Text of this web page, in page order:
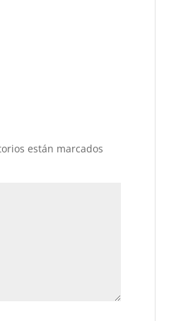
están marcados